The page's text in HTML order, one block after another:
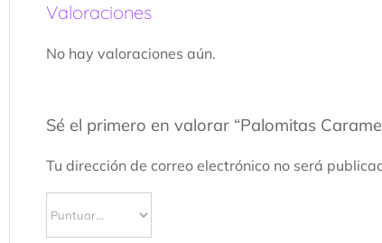
Valoraciones
No hay valoraciones aún.
Sé el primero en valorar “Palomitas
Tu dirección de correo electrónico no será